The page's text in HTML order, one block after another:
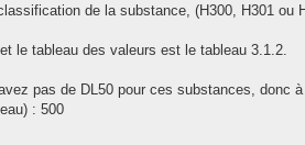
de la substance, (H300, H301 ou
le tableau des valeurs est le tableau 3.1.2.
pas de DL50 pour ces substances, donc
: 500